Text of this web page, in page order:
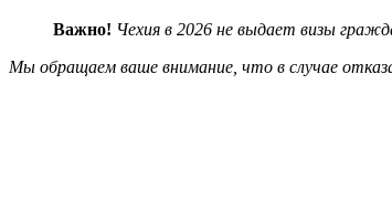
Важно! Чехия в 2026 не выдает визы
Мы обращаем ваше внимание, что в случае